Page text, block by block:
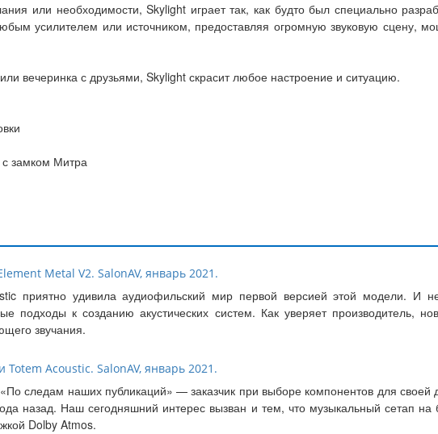
или необходимости, Skylight играет так, как будто был специально
усилителем или источником, предоставляя огромную звуковую сцену,
вечеринка с друзьями, Skylight скрасит любое настроение и ситуацию.
с замком Митра
Metal V2. SalonAV, январь 2021.
приятно удивила аудиофильский мир первой версией этой модели. И
подходы к созданию акустических систем. Как уверяет производитель,
звучания.
Acoustic. SalonAV, январь 2021.
следам наших публикаций» — заказчик при выборе компонентов для
назад. Наш сегодняшний интерес вызван и тем, что музыкальный сетап на
Dolby Atmos.